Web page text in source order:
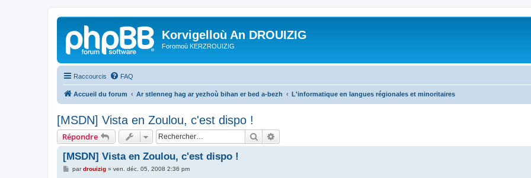
Korvigelloù An DROUIZIG
Foromoù KERZROUIZIG
Raccourcis FAQ
Accueil du forum Ar stlenneg hag ar yezhoù bihan er bed a-bezh L'informatique en langues régionales et minoritaires
[MSDN] Vista en Zoulou, c'est dispo !
Répondre Rechercher
[MSDN] Vista en Zoulou, c'est dispo !
Mpardrouizig» ven. déc. 05, 2008 2:36 pm